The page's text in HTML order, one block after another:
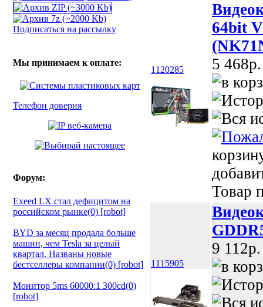
Подписаться на рассылку
Мы принимаем к оплате:
Телефон доверия
Форум:
Exeed LX стал дефицитом на
российском рынке(0) [robot]
BYD за месяц продала больше
машин, чем Tesla за целый
квартал. Названы новые
бестселлеры компании(0) [robot]
Монитор 5ms 60000:1 300cd(0)
[robot]
1120285
64bit
5 468p.
Товар
1115905
9 112p.